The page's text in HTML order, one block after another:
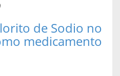
de Sodio no
medicamento